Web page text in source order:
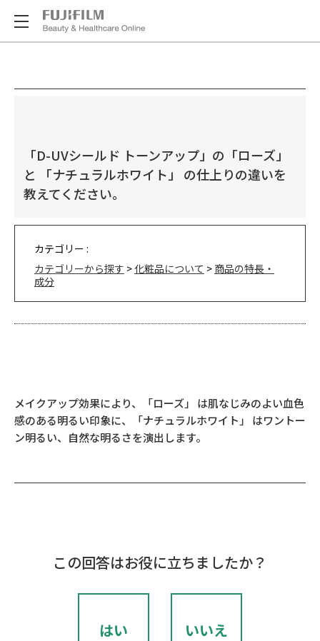
「D-UVシールド トーンアップ」の「ローズ」
と 「ナチュラルホワイト」 の仕上りの違いを
教えてください。
カテゴリー :
カテゴリーから探す >化粧品について > 商品の特長・
成分
メイクアップ効果により、「ローズ」 は肌なじみのよい血色
感のある明るい印象に、「ナチュラルホワイト」 はワントー
ン明るい、自然な明るさを演出します。
この回答はお役に立ちましたか？
はい いいえ